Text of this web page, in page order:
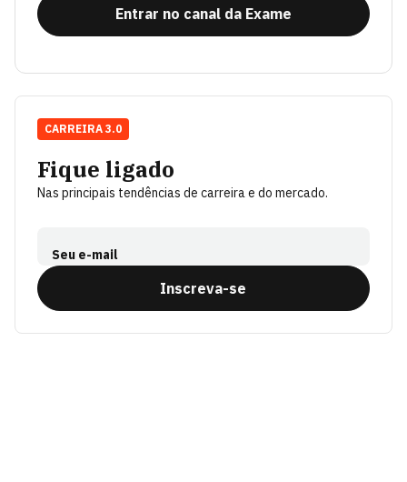
Entrar no canal da Exame
Fique ligado
Nas principais tendências de carreira e do mercado.
Seu e-mail
Inscreva-se
CARREIRA 3.0